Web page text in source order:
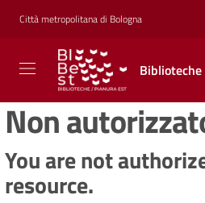
Vai al contenuto
Vai alla navigazione
Vai al footer
Città metropolitana di Bologna
Biblioteche
Pianura
Est
CONOSCERE,
CREARE,
Non
You are not
resource.